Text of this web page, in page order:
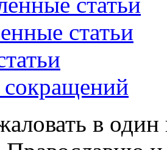
статьи
в